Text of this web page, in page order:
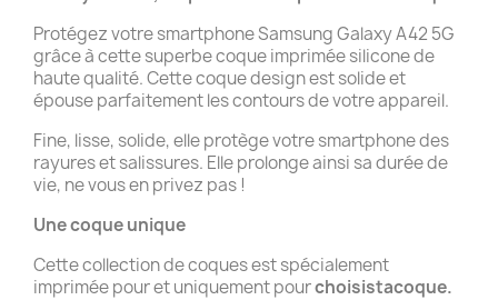
Protégez votre smartphone Samsung Galaxy A42 5G
grâce à cette superbe coque imprimée silicone de
haute qualité. Cette coque design est solide et
épouse parfaitement les contours de votre appareil.
Fine, lisse, solide, elle protège votre smartphone des
rayures et salissures. Elle prolonge ainsi sa durée de
vie, ne vous en privez pas !
Une coque unique
Cette collection de coques est spécialement
imprimée pour et uniquement pourchoisistacoque.